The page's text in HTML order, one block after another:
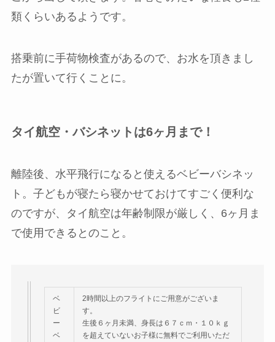
類くらいあるようです。
搭乗前に手荷物検査があるので、お水を頂きまし
たが置いて行くことに。
タイ航空・バシネットは6ヶ月まで！
離陸後、水平飛行になると使えるベビーバシネッ
ト。子どもが寝たら寝かせておけてすごく便利な
のですが、タイ航空は年齢制限が厳しく、6ヶ月ま
で使用できるとのこと。
ベ
ビ
ー
ベ
2時間以上のフライトにご用意がございま
す。
生後６ヶ月未満、身長は６７ｃｍ・１０ｋｇ
を超えていないお子様に無料でご利用いただ